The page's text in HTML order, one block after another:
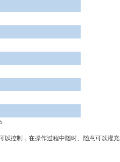
以控制，在操作过程中随时、随意可以灌充